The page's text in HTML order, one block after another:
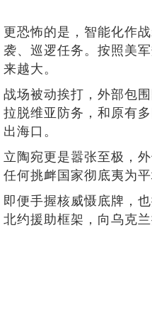
更恐怖的是，智能化作
袭、巡逻任务。按照美
来越大。
战场被动挨打，外部包
拉脱维亚防务，和原有
出海口。
立陶宛更是嚣张至极，
任何挑衅国家彻底夷为平
即便手握核威慑底牌，
北约援助框架，向乌克